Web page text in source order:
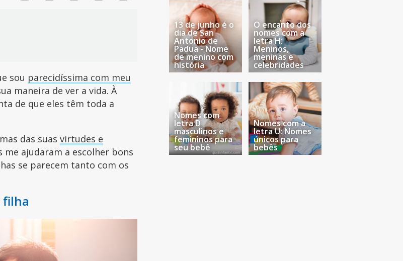
sou parecidíssima com meu
maneira de ver a vida. À
de que eles têm toda a
das suasvirtudes e
me ajudaram a escolher bons
se parecem tanto com os
filha
13 de junho é o
dia de San
Antonio de
Padua - Nome
de menino com
história
O encanto dos
nomes com a
letra H:
Meninos,
meninas e
celebridades
Nomes com
letra D
masculinos e
femininos para
seu bebê
Nomes com a
letra U: Nomes
únicos para
bebês